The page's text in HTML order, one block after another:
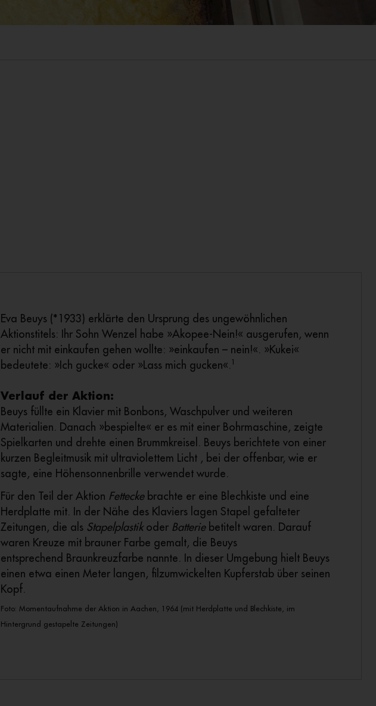
Eva Beuys (*1933) erklärte den Ursprung des ungewöhnlichen
Aktionstitels: Ihr Sohn Wenzel habe »Akopee-Nein!« ausgerufen, wenn
er nicht mit einkaufen gehen wollte: »einkaufen – nein!«. »Kukei«
bedeutete: »Ich gucke« oder »Lass mich gucken«.
1
Verlauf der Aktion:
Beuys füllte ein Klavier mit Bonbons, Waschpulver und weiteren
Materialien. Danach »bespielte« er es mit einer Bohrmaschine, zeigte
Spielkarten und drehte einen Brummkreisel. Beuys berichtete von einer
kurzen Begleitmusik mit ultraviolettem Licht , bei der offenbar, wie er
sagte, eine Höhensonnenbrille verwendet wurde.
Für den Teil der Aktion Fetteckebrachte er eine Blechkiste und eine
Herdplatte mit. In der Nähe des Klaviers lagen Stapel gefalteter
Zeitungen, die als Stapelplastikoder Batteriebetitelt waren. Darauf
waren Kreuze mit brauner Farbe gemalt, die Beuys
entsprechend Braunkreuzfarbe nannte. In dieser Umgebung hielt Beuys
einen etwa einen Meter langen, filzumwickelten Kupferstab über seinen
Kopf.
Foto: Momentaufnahme der Aktion in Aachen, 1964 (mit Herdplatte und Blechkiste, im
Hintergrund gestapelte Zeitungen)